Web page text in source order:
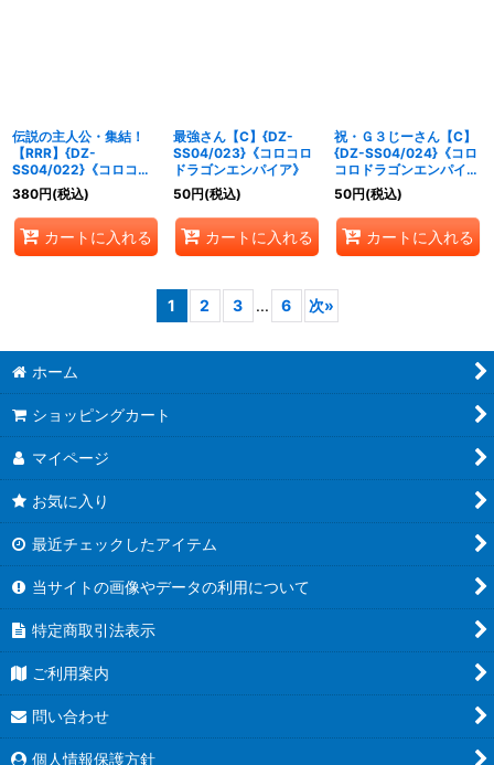
伝説の主人公・集結！
【RRR】{DZ-
SS04/022}《コロコ
ロ》
380円(税込)
カートに入れる
最強さん【C】{DZ-
SS04/023}《コロコロ
ドラゴンエンパイア》
50円(税込)
カートに入れる
祝・Ｇ３じーさん【C】
{DZ-SS04/024}《コロ
コロドラゴンエンパイ
ア》
50円(税込)
カートに入れる
1 2 3 ... 6 次»
ホーム
ショッピングカート
マイページ
お気に入り
最近チェックしたアイテム
当サイトの画像やデータの利用について
特定商取引法表示
ご利用案内
問い合わせ
個人情報保護方針